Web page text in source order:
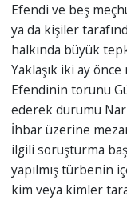
Efendi ve beş
ya da kişiler
halkında büyük
Yaklaşık iki ay
Efendinin torunu
ederek durumu
İhbar üzerine
ilgili soruşturma
yapılmış türbenin
kim veya kimler